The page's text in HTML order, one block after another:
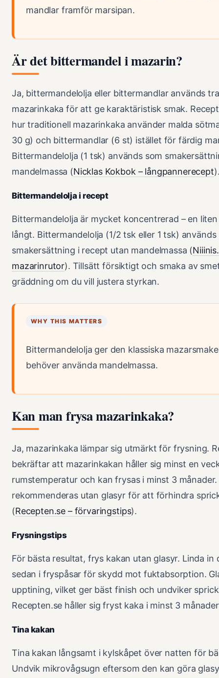
mandlar framför marsipan.
Är det bittermandel i mazarin?
Ja, bittermandelolja eller bittermandlar används
mazarinkaka för att ge karaktäristisk smak.
hur traditionell mazarinkaka använder malda
30 g) och bittermandlar (6 st) istället för färdig
Bittermandelolja (1 tsk) används som
mandelmassa (Nicklas Kokbok – långpannerecept
Bittermandelolja i recept
Bittermandelolja är mycket koncentrerad – en
långt. Bittermandelolja (1/2 tsk eller 1 tsk) används
smakersättning i recept utan mandelmassa (
mazarinrutor). Tillsätt försiktigt och smaka av
gräddning om du vill justera styrkan.
WHY THIS MATTERS
Bittermandelolja ger den klassiska
behöver använda mandelmassa.
Kan man frysa mazarinkaka?
Ja, mazarinkaka lämpar sig utmärkt för frysning.
bekräftar att mazarinkakan håller sig minst en
rumstemperatur och kan frysas i minst 3
rekommenderas utan glasyr för att förhindra
(Recepten.se – förvaringstips).
Frysningstips
För bästa resultat, frys kakan utan glasyr. Linda in
sedan i fryspåsar för skydd mot fuktabsorption.
upptining, vilket ger bäst finish och undviker
Recepten.se håller sig fryst kaka i minst 3
Tina kakan
Tina kakan långsamt i kylskåpet över natten för
Undvik mikrovågsugn eftersom den kan göra